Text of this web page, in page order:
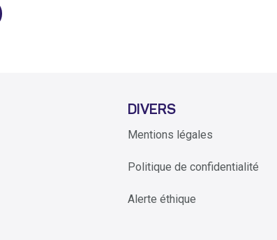
DIVERS
Mentions légales
Politique de confidentialité
Alerte éthique